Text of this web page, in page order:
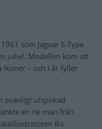
som Jaguar E-Type
jubel. Modellen kom att
ikoner – och i år fyller
ovanligt utspökad
en rik man från
Bo